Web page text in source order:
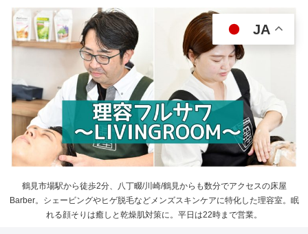
鶴見市場駅から徒歩2分、八丁畷/川崎/鶴見からも数分でアクセスの床屋
Barber。シェービングやヒゲ脱毛などメンズスキンケアに特化した理容室。眠
れる顔そりは癒しと乾燥肌対策に。平日は22時まで営業。
JA